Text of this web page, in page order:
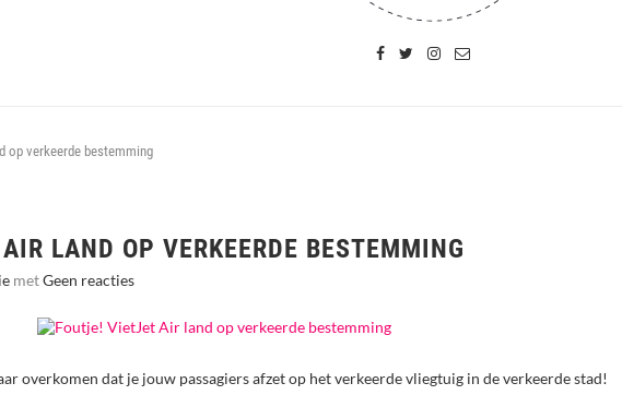
op verkeerde bestemming
LAND OP VERKEERDE BESTEMMING
metGeen reacties
overkomen dat je jouw passagiers afzet op het verkeerde vliegtuig in de verkeerde stad!